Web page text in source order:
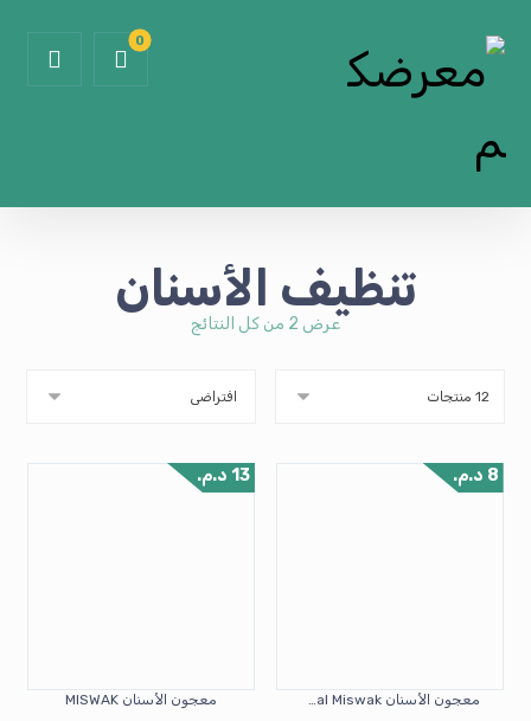
تنظيف الأسنان
عرض ⁦2⁩ من كل النتائج
8 د.م.
معجون الأسنان MISWAK
13 د.م.